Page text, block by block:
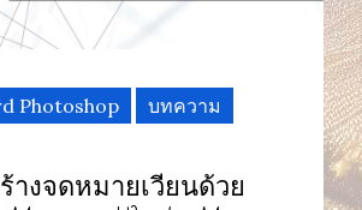
Photoshop บทความ
างจดหมายเวียนด้วย